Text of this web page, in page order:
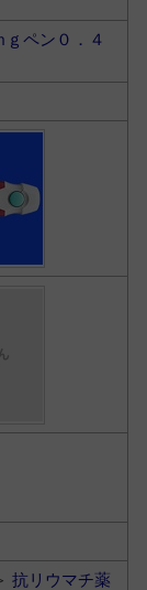
ｇペン０．４
抗リウマチ薬